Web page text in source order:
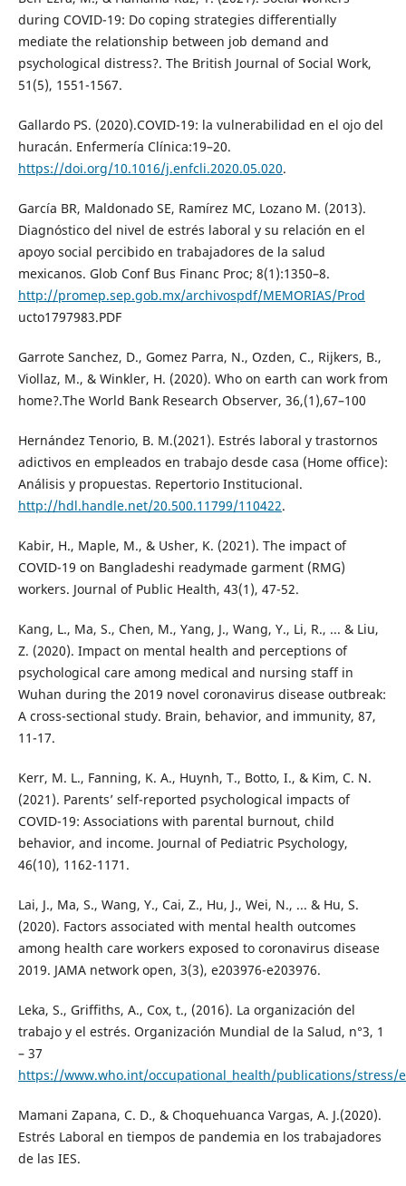
during COVID-19: Do coping strategies differentially
mediate the relationship between job demand and
psychological distress?. The British Journal of Social Work,
51(5), 1551-1567.
Gallardo PS. (2020).COVID-19: la vulnerabilidad en el ojo del
huracán. Enfermería Clínica:19–20.
https://doi.org/10.1016/j.enfcli.2020.05.020.
García BR, Maldonado SE, Ramírez MC, Lozano M. (2013).
Diagnóstico del nivel de estrés laboral y su relación en el
apoyo social percibido en trabajadores de la salud
mexicanos. Glob Conf Bus Financ Proc; 8(1):1350–8.
http://promep.sep.gob.mx/archivospdf/MEMORIAS/Prod
ucto1797983.PDF
Garrote Sanchez, D., Gomez Parra, N., Ozden, C., Rijkers, B.,
Viollaz, M., & Winkler, H. (2020). Who on earth can work from
home?.The World Bank Research Observer, 36,(1),67–100
Hernández Tenorio, B. M.(2021). Estrés laboral y trastornos
adictivos en empleados en trabajo desde casa (Home office):
Análisis y propuestas. Repertorio Institucional.
http://hdl.handle.net/20.500.11799/110422.
Kabir, H., Maple, M., & Usher, K. (2021). The impact of
COVID-19 on Bangladeshi readymade garment (RMG)
workers. Journal of Public Health, 43(1), 47-52.
Kang, L., Ma, S., Chen, M., Yang, J., Wang, Y., Li, R., ... & Liu,
Z. (2020). Impact on mental health and perceptions of
psychological care among medical and nursing staff in
Wuhan during the 2019 novel coronavirus disease outbreak:
A cross-sectional study. Brain, behavior, and immunity, 87,
11-17.
Kerr, M. L., Fanning, K. A., Huynh, T., Botto, I., & Kim, C. N.
(2021). Parents’ self-reported psychological impacts of
COVID-19: Associations with parental burnout, child
behavior, and income. Journal of Pediatric Psychology,
46(10), 1162-1171.
Lai, J., Ma, S., Wang, Y., Cai, Z., Hu, J., Wei, N., ... & Hu, S.
(2020). Factors associated with mental health outcomes
among health care workers exposed to coronavirus disease
2019. JAMA network open, 3(3), e203976-e203976.
Leka, S., Griffiths, A., Cox, t., (2016). La organización del
trabajo y el estrés. Organización Mundial de la Salud, n°3, 1
– 37
https://www.who.int/occupational_health/publications/stress/
Mamani Zapana, C. D., & Choquehuanca Vargas, A. J.(2020).
Estrés Laboral en tiempos de pandemia en los trabajadores
de las IES.